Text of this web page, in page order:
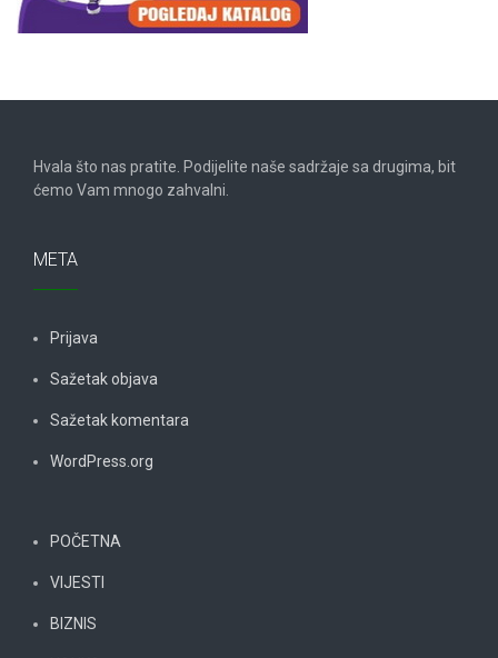
Hvala što nas pratite. Podijelite naše sadržaje sa drugima, bit
ćemo Vam mnogo zahvalni.
META
Prijava
Sažetak objava
Sažetak komentara
WordPress.org
POČETNA
VIJESTI
BIZNIS